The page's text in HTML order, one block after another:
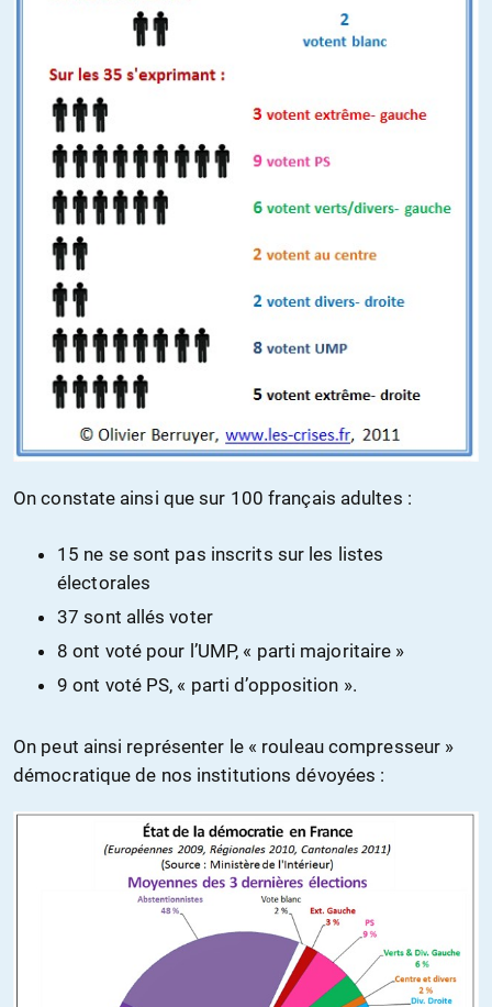
On constate ainsi que sur 100 français adultes :
15 ne se sont pas inscrits sur les listes
électorales
37 sont allés voter
8 ont voté pour l’UMP, « parti majoritaire »
9 ont voté PS, « parti d’opposition ».
On peut ainsi représenter le « rouleau compresseur »
démocratique de nos institutions dévoyées :